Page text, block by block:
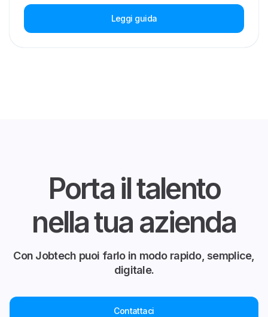
Leggi guida
Porta il talento
nella tua azienda
Con Jobtech puoi farlo in modo rapido, semplice,
digitale.
Contattaci